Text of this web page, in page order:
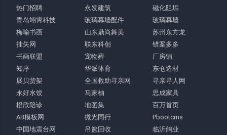
热门招聘
永发建筑
磁化阻垢
青岛翊霄科技
玻璃幕墙配件
玻璃幕墙
梅喻书画
山东鼎尚舞美
苏州东方龙
挂失网
联东科创
错案多多
书画联盟
宠物葬
厂房铺
知序
华派体育
东仓造材
展贝货架
全国救助寻亲网
寻亲寻人网
永好水饺
马家柚
思成家具
橙欣陪诊
地图集
百万首页
AB模板网
微光同行
Pbootcms
中国地震台网
吊篮回收
临沂鸽业